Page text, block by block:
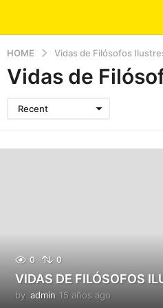
HOME Vidas de Filósofos
Vidas de
Recent
0 0
VIDAS DE FILÓSOFOS
by admin 15 años ago